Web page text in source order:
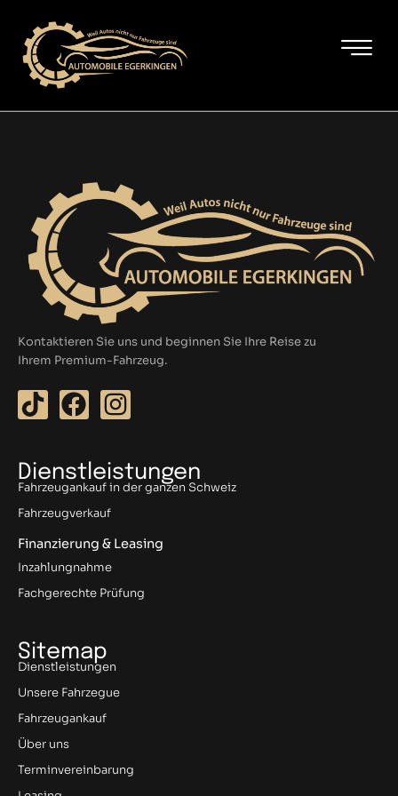
Inhalt
springen
Kontaktieren Sie uns und beginnen Sie Ihre Reise zu
Ihrem Premium-Fahrzeug.
T
i
t
o
k
F
a
e
b
o
o
k
I
n
t
a
r
m
Dienstleistungen
Fahrzeugankauf in der ganzen Schweiz
Fahrzeugverkauf
Finanzierung & Leasing
Inzahlungnahme
Fachgerechte Prüfung
Sitemap
Dienstleistungen
Unsere Fahrzegue
Fahrzeugankauf
Über uns
Terminvereinbarung